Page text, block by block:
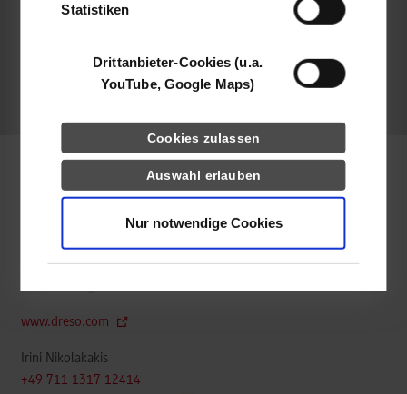
Statistiken
Drittanbieter-Cookies (u.a.
YouTube, Google Maps)
Cookies zulassen
Auswahl erlauben
Nur notwendige Cookies
Wirtschaftsinformatik / Dienstleistungsmanagement
Obere Waldplätze 13
www.dreso.com
Irini Nikolakakis
+49 711 1317 12414